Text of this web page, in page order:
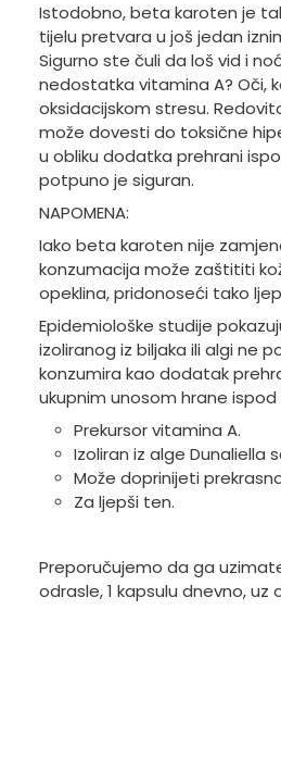
Istodobno, beta karoten je
tijelu pretvara u još jedan
Sigurno ste čuli da loš vid i
nedostatka vitamina A? Oči,
oksidacijskom stresu.
može dovesti do toksične
u obliku dodatka prehrani
potpuno je siguran.
NAPOMENA:
Iako beta karoten nije
konzumacija može zaštititi
opeklina, pridonoseći tako
Epidemiološke studije
izoliranog iz biljaka ili algi ne
konzumira kao dodatak
ukupnim unosom hrane ispod
Prekursor vitamina A.
Izoliran iz alge Dunaliella
Može doprinijeti
Za ljepši ten.
Preporučujemo da ga
odrasle, 1 kapsulu dnevno, uz